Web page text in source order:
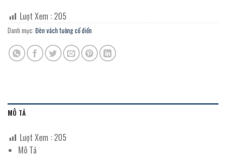
Lượt Xem : 205
Danh mục: Đèn vách tường cổ điển
MÔ TẢ
Lượt Xem : 205
Mô Tả